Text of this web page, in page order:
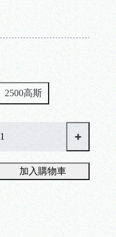
2500高斯
加入購物車